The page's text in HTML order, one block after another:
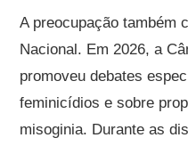
A preocupação também
Nacional. Em 2026, a
promoveu debates
feminicídios e sobre
misoginia. Durante as